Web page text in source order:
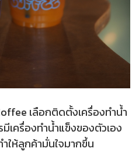
เลือกติดตั้งเครื่องทำน้ำ
มีเครื่องทำน้ำแข็งของตัวเอง
ให้ลูกค้ามั่นใจมากขึ้น